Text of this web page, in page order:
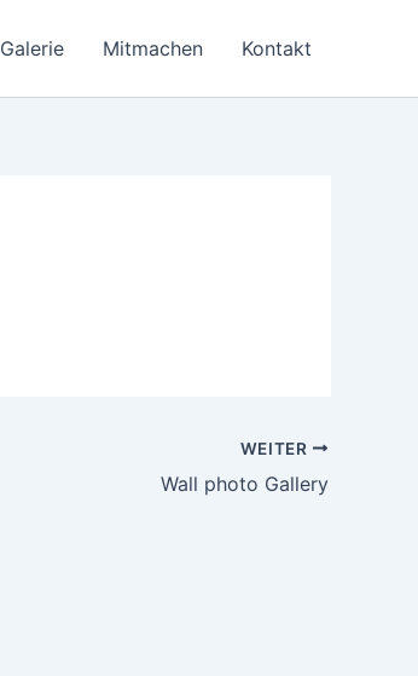
Galerie Mitmachen Kontakt
WEITER
Wall photo Gallery